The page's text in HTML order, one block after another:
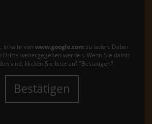
Inhalte von www.google.com zu laden. Dabei
Dritte weitergegeben werden. Wenn Sie damit
sind, klicken Sie bitte auf "Bestätigen".
Bestätigen